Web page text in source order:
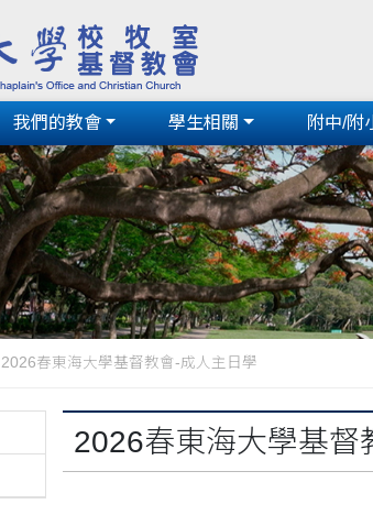
我們的教會 學生相關 附中/附
2026春東海大學基督教會-成人主日學
2026春東海大學基督